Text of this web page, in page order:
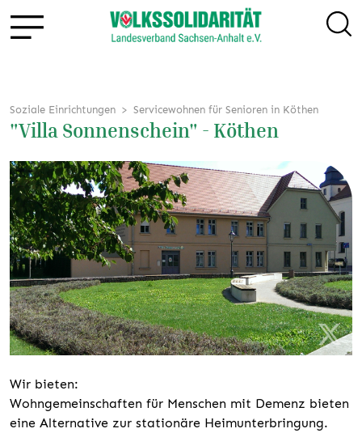
Soziale Einrichtungen Servicewohnen für Senioren in Köthen
"Villa Sonnenschein" - Köthen
Wir bieten:
Wohngemeinschaften für Menschen mit Demenz bieten
eine Alternative zur stationäre Heimunterbringung.